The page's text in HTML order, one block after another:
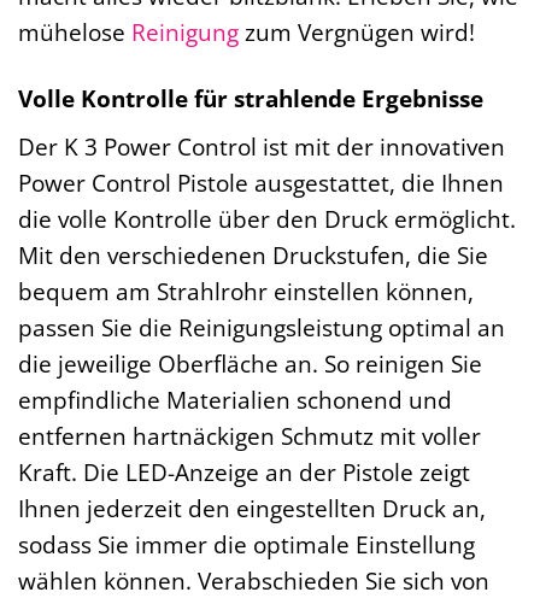
mühelose Reinigungzum Vergnügen wird!
Volle Kontrolle für strahlende Ergebnisse
Der K 3 Power Control ist mit der innovativen
Power Control Pistole ausgestattet, die Ihnen
die volle Kontrolle über den Druck ermöglicht.
Mit den verschiedenen Druckstufen, die Sie
bequem am Strahlrohr einstellen können,
passen Sie die Reinigungsleistung optimal an
die jeweilige Oberfläche an. So reinigen Sie
empfindliche Materialien schonend und
entfernen hartnäckigen Schmutz mit voller
Kraft. Die LED-Anzeige an der Pistole zeigt
Ihnen jederzeit den eingestellten Druck an,
sodass Sie immer die optimale Einstellung
wählen können. Verabschieden Sie sich von